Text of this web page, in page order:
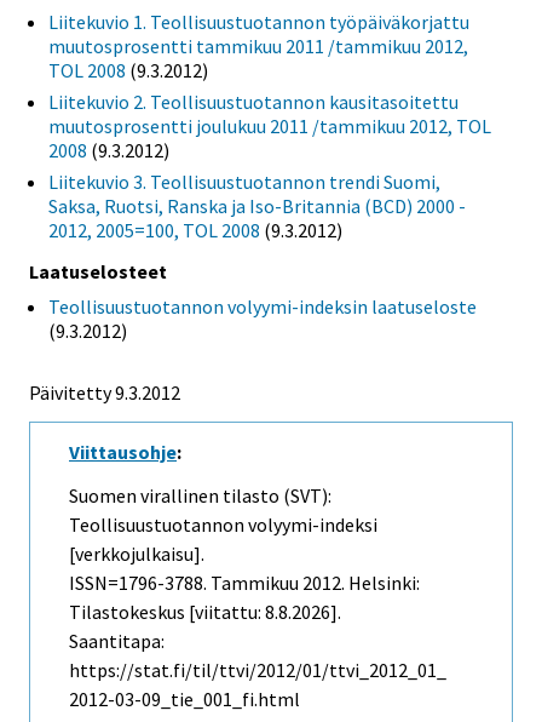
Liitekuvio 1. Teollisuustuotannon työpäiväkorjattu
muutosprosentti tammikuu 2011 /tammikuu 2012,
TOL 2008 (9.3.2012)
Liitekuvio 2. Teollisuustuotannon kausitasoitettu
muutosprosentti joulukuu 2011 /tammikuu 2012, TOL
2008 (9.3.2012)
Liitekuvio 3. Teollisuustuotannon trendi Suomi,
Saksa, Ruotsi, Ranska ja Iso-Britannia (BCD) 2000 -
2012, 2005=100, TOL 2008 (9.3.2012)
Laatuselosteet
Teollisuustuotannon volyymi-indeksin laatuseloste
(9.3.2012)
Päivitetty 9.3.2012
Viittausohje:
Suomen virallinen tilasto (SVT):
Teollisuustuotannon volyymi-indeksi
[verkkojulkaisu].
ISSN=1796-3788. Tammikuu 2012. Helsinki:
Tilastokeskus [viitattu: 8.8.2026].
Saantitapa:
https://stat.fi/til/ttvi/2012/01/ttvi_2012_01_
2012-03-09_tie_001_fi.html